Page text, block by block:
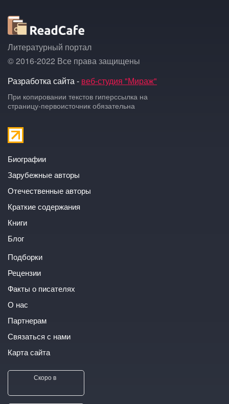
Литературный портал
© 2016-2022 Все права защищены
Разработка сайта - веб-студия "Мираж"
При копировании текстов гиперссылка на
страницу-первоисточник обязательна
Биографии
Зарубежные авторы
Отечественные авторы
Краткие содержания
Книги
Блог
Подборки
Рецензии
Факты о писателях
О нас
Партнерам
Связаться с нами
Карта сайта
Скоро в